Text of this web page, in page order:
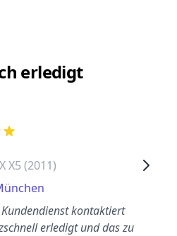
erledigt
X5 (2011)
kontaktiert
erledigt und das zu